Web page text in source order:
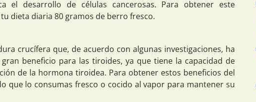
el desarrollo de células cancerosas. Para obtener este
dieta diaria 80 gramos de berro fresco.
crucífera que, de acuerdo con algunas investigaciones, ha
beneficio para las tiroides, ya que tiene la capacidad de
de la hormona tiroidea. Para obtener estos beneficios del
que lo consumas fresco o cocido al vapor para mantener su